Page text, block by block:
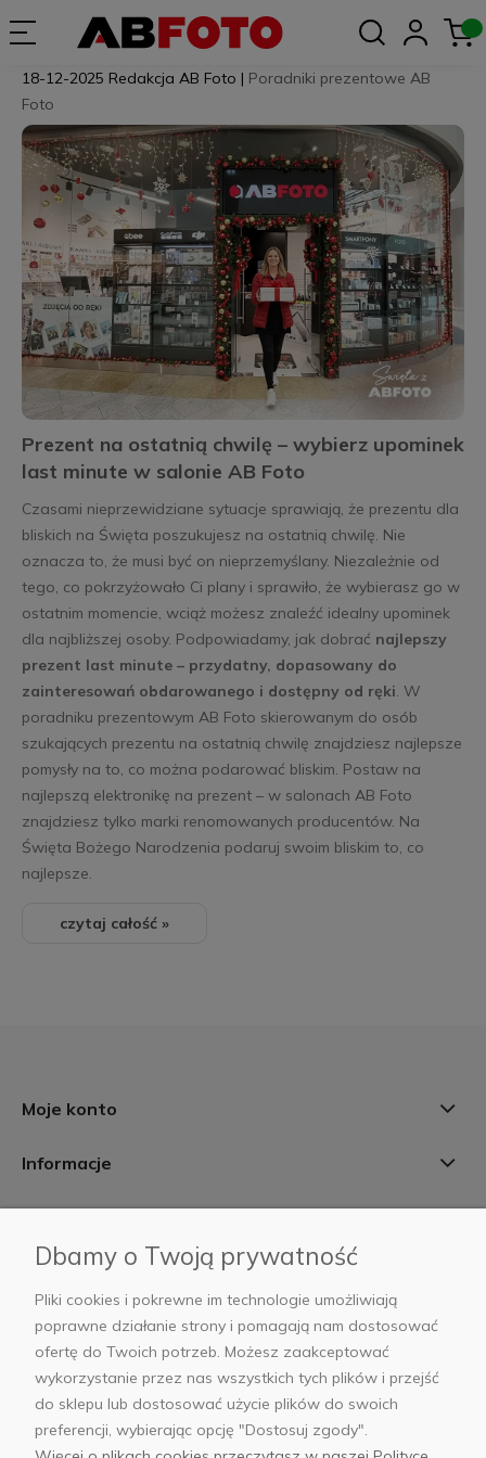
Prezent na ostatnią chwilę – wybierz upominek
last minute w salonie AB Foto
18-12-2025 Redakcja AB Foto | Poradniki prezentowe AB
Foto
Czasami nieprzewidziane sytuacje sprawiają, że prezentu dla
bliskich na Święta poszukujesz na ostatnią chwilę. Nie
oznacza to, że musi być on nieprzemyślany. Niezależnie od
tego, co pokrzyżowało Ci plany i sprawiło, że wybierasz go w
ostatnim momencie, wciąż możesz znaleźć idealny upominek
dla najbliższej osoby. Podpowiadamy, jak dobrać najlepszy
prezent last minute – przydatny, dopasowany do
zainteresowań obdarowanego i dostępny od ręki. W
poradniku prezentowym AB Foto skierowanym do osób
szukających prezentu na ostatnią chwilę znajdziesz najlepsze
pomysły na to, co można podarować bliskim. Postaw na
najlepszą elektronikę na prezent – w salonach AB Foto
znajdziesz tylko marki renomowanych producentów. Na
Święta Bożego Narodzenia podaruj swoim bliskim to, co
najlepsze.
czytaj całość »
Moje konto
Informacje
AB Foto
sklep@abfoto.pl
+48 797 971 275
Dbamy o Twoją prywatność
Pliki cookies i pokrewne im technologie umożliwiają
poprawne działanie strony i pomagają nam dostosować
ofertę do Twoich potrzeb. Możesz zaakceptować
wykorzystanie przez nas wszystkich tych plików i przejść
do sklepu lub dostosować użycie plików do swoich
preferencji, wybierając opcję "Dostosuj zgody".